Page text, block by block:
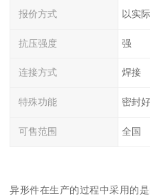
报价方式 以实
抗压强度 强
连接方式 焊接
特殊功能 密封好
可售范围 全国
异形件在生产的过程中采用的